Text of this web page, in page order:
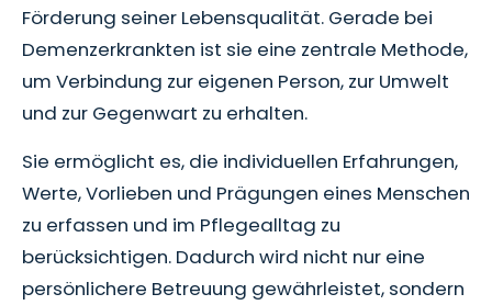
Förderung seiner Lebensqualität. Gerade bei
Demenzerkrankten ist sie eine zentrale Methode,
um Verbindung zur eigenen Person, zur Umwelt
und zur Gegenwart zu erhalten.
Sie ermöglicht es, die individuellen Erfahrungen,
Werte, Vorlieben und Prägungen eines Menschen
zu erfassen und im Pflegealltag zu
berücksichtigen. Dadurch wird nicht nur eine
persönlichere Betreuung gewährleistet, sondern